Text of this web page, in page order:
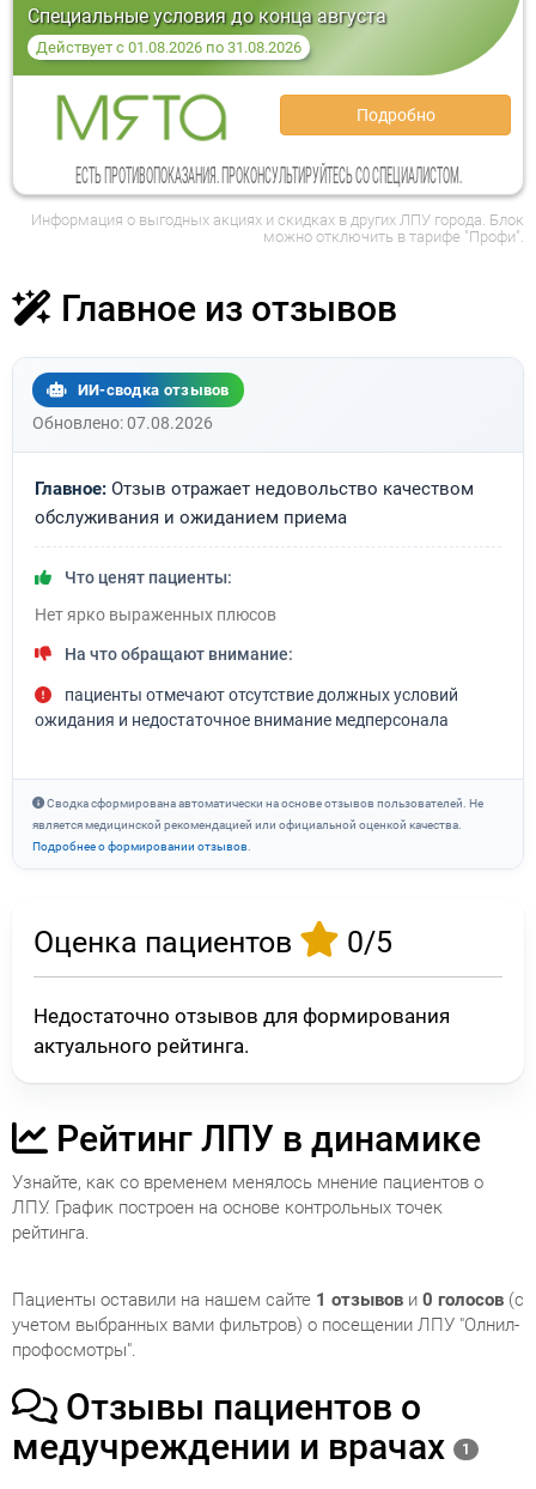
Специальные условия до конца августа
Действует с 01.08.2026 по 31.08.2026
Подробно
ЕСТЬ ПРОТИВОПОКАЗАНИЯ. ПРОКОНСУЛЬТИРУЙТЕСЬ СО СПЕЦИАЛИСТОМ.
Информация о выгодных акциях и скидках в других ЛПУ города. Блок
можно отключить в тарифе "Профи".
Главное из отзывов
ИИ-сводка отзывов
Обновлено: 07.08.2026
Главное: Отзыв отражает недовольство качеством
обслуживания и ожиданием приема
Что ценят пациенты:
Нет ярко выраженных плюсов
На что обращают внимание:
пациенты отмечают отсутствие должных условий
ожидания и недостаточное внимание медперсонала
Сводка сформирована автоматически на основе отзывов пользователей. Не
является медицинской рекомендацией или официальной оценкой качества.
Подробнее о формировании отзывов.
Оценка пациентов 0/5
Недостаточно отзывов для формирования
актуального рейтинга.
Рейтинг ЛПУ в динамике
Узнайте, как со временем менялось мнение пациентов о
ЛПУ. График построен на основе контрольных точек
рейтинга.
Пациенты оставили на нашем сайте 1 отзывов и 0 голосов (с
учетом выбранных вами фильтров) о посещении ЛПУ "Олнил-
профосмотры".
Отзывы пациентов о
медучреждении и врачах
1